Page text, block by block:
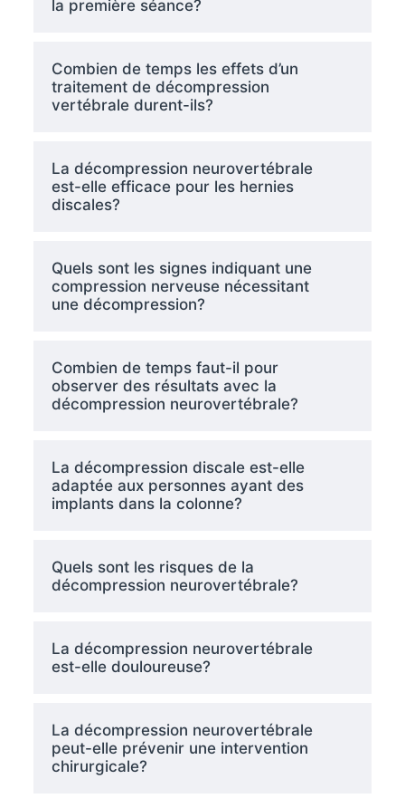
la première séance?
Combien de temps les effets d’un
traitement de décompression
vertébrale durent-ils?
La décompression neurovertébrale
est-elle efficace pour les hernies
discales?
Quels sont les signes indiquant une
compression nerveuse nécessitant
une décompression?
Combien de temps faut-il pour
observer des résultats avec la
décompression neurovertébrale?
La décompression discale est-elle
adaptée aux personnes ayant des
implants dans la colonne?
Quels sont les risques de la
décompression neurovertébrale?
La décompression neurovertébrale
est-elle douloureuse?
La décompression neurovertébrale
peut-elle prévenir une intervention
chirurgicale?